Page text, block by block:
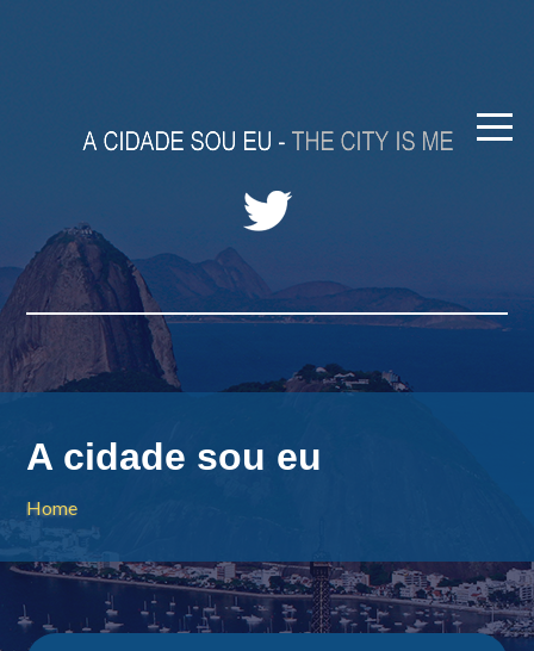
A cidade sou eu
Home